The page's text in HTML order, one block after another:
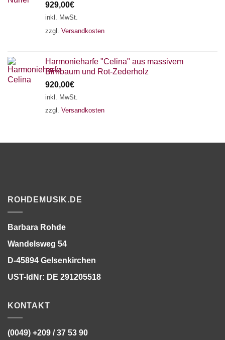
929,00€
inkl. MwSt.
zzgl. Versandkosten
Harmonieharfe "Celina" aus massivem
Birnbaum und Rot-Zederholz
920,00€
inkl. MwSt.
zzgl. Versandkosten
ROHDEMUSIK.DE
Barbara Rohde
Wandelsweg 54
D-45894 Gelsenkirchen
UST-IdNr: DE 291205518
KONTAKT
(0049) +209 / 37 53 90